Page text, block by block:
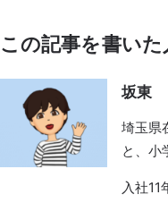
この記事を書いた
坂東
埼玉県
と、小
入社11